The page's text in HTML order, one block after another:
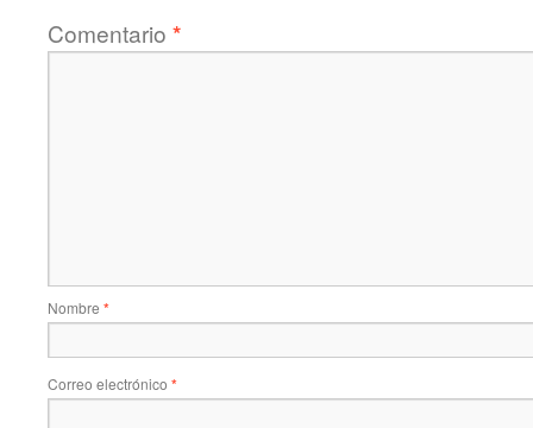
Comentario *
Nombre *
Correo electrónico *